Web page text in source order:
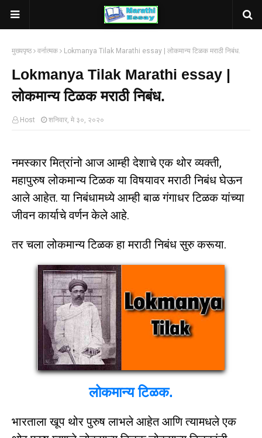
मुख्यपृष्ठ वर्नात्मक Lokmanya Tilak Marathi essay | लोकमान्य टिळक मराठी निबंध.
Lokmanya Tilak Marathi essay |
लोकमान्य टिळक मराठी निबंध.
Host शनिवार, मे ३०, २०२०
नमस्कार मित्रांनो आज आम्ही देशाचे एक थोर व्यक्ती,
महापुरुष लोकमान्य टिळक या विषयावर मराठी निबंध घेऊन
आले आहेत. या निबंधामध्ये आम्ही बाळ गंगाधर टिळक यांच्या
जीवन कार्याचे वर्णन केले आहे.
तर चला लोकमान्य टिळक हा मराठी निबंध सुरु करूया.
लोकमान्य टिळक.
भारताला खूप थोर पुरुष लाभले आहेत आणि त्यामधले एक